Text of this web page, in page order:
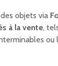
objets via
à la vente,
ou